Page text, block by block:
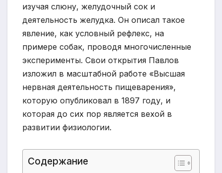
изучая слюну, желудочный сок и
деятельность желудка. Он описал такое
явление, как условный рефлекс, на
примере собак, проводя многочисленные
эксперименты. Свои открытия Павлов
изложил в масштабной работе «Высшая
нервная деятельность пищеварения»,
которую опубликовал в 1897 году, и
которая до сих пор является вехой в
развитии физиологии.
Содержание